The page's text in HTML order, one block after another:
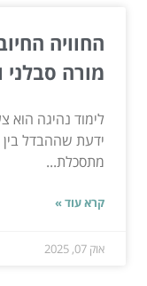
החוויה
מורה סבלני
לימוד נהיגה
ידעת שההבדל
מתסכלת...
קרא עוד »
אוק 07, 2025